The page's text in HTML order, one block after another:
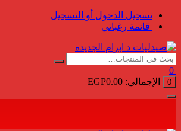
التجاوزتسجيل الدخول أو التسجيل
قائمة رغباتي
0
0 الإجمالي: EGP0.00